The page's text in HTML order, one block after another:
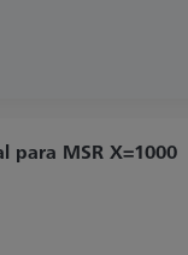
para MSR X=1000